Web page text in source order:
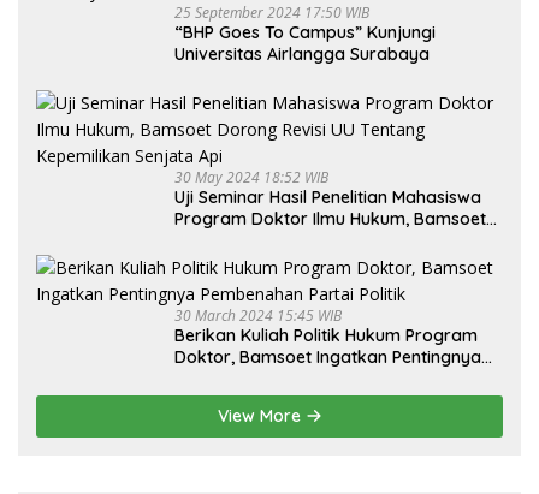
25 September 2024 17:50 WIB
“BHP Goes To Campus” Kunjungi
Universitas Airlangga Surabaya
30 May 2024 18:52 WIB
Uji Seminar Hasil Penelitian Mahasiswa
Program Doktor Ilmu Hukum, Bamsoet
Senjata Api
30 March 2024 15:45 WIB
Berikan Kuliah Politik Hukum Program
Doktor, Bamsoet Ingatkan Pentingnya
View More